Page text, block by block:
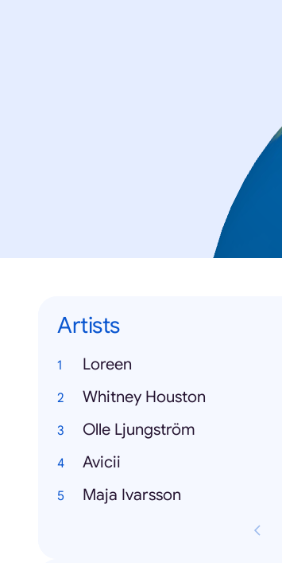
Artists
Loreen
Whitney Houston
Olle Ljungström
Avicii
Maja Ivarsson